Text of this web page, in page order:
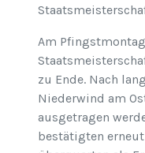
Am
zu Ende. Nach
Niederwind am
ausgetragen
bestätigten